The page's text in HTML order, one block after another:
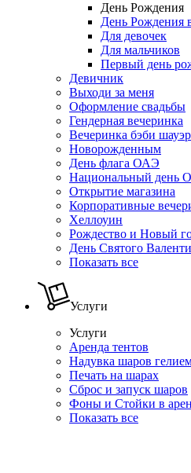
День Рождения
День Рождения
Для девочек
Для мальчиков
Первый день
Девичник
Выходи за меня
Оформление свадьбы
Гендерная вечеринка
Вечеринка бэби шауэр
Новорожденным
День флага ОАЭ
Национальный день
Открытие магазина
Корпоративные
Хеллоуин
Рождество и Новый
День Святого
Показать все
Услуги
Услуги
Аренда тентов
Надувка шаров
Печать на шарах
Сброс и запуск шаров
Фоны и Стойки в
Показать все